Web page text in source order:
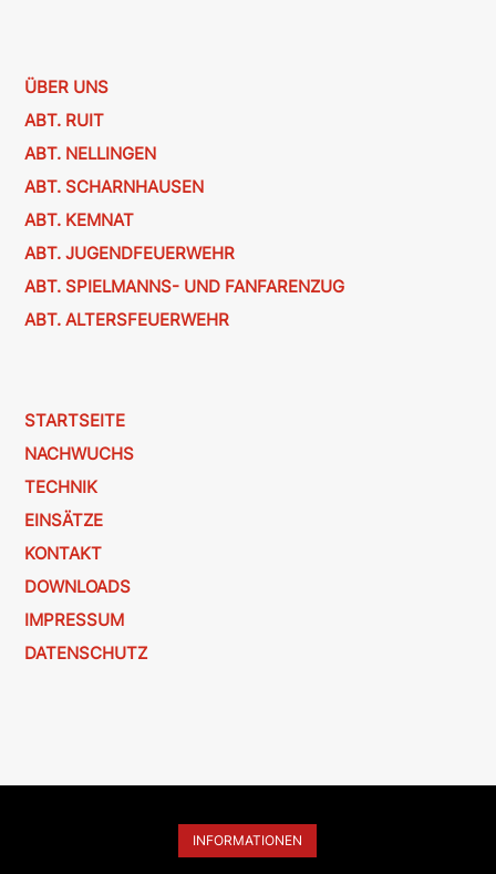
ÜBER UNS
ABT. RUIT
ABT. NELLINGEN
ABT. SCHARNHAUSEN
ABT. KEMNAT
ABT. JUGENDFEUERWEHR
ABT. SPIELMANNS- UND FANFARENZUG
ABT. ALTERSFEUERWEHR
STARTSEITE
NACHWUCHS
TECHNIK
EINSÄTZE
KONTAKT
DOWNLOADS
IMPRESSUM
DATENSCHUTZ
INFORMATIONEN